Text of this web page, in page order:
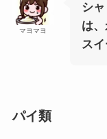
マヨマヨ
シ
は
スイ
パイ類